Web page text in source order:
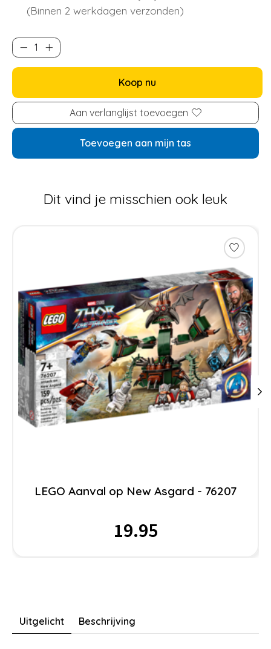
(Binnen 2 werkdagen verzonden)
Koop nu
Aan verlanglijst toevoegen
Toevoegen aan mijn tas
Dit vind je misschien ook leuk
LEGO Aanval op New Asgard - 76207
19.95
Uitgelicht Beschrijving